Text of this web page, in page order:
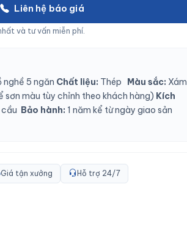
Liên hệ báo giá
và tư vấn miễn phí.
nghề 5 ngăn Chất liệu: Thép Màu sắc: Xám
sơn màu tùy chỉnh theo khách hàng) Kích
Bảo hành: 1 năm kể từ ngày giao sản
Giá tận xưởng Hỗ trợ 24/7